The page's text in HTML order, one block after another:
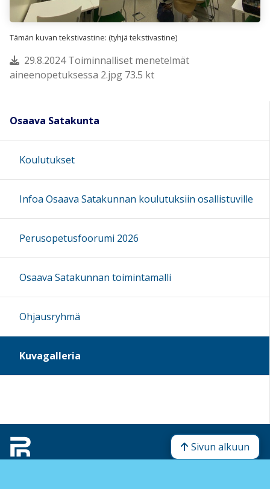
Tämän kuvan tekstivastine: (tyhjä tekstivastine)
29.8.2024 Toiminnalliset menetelmät
aineenopetuksessa 2.jpg 73.5 kt
Osaava Satakunta
Koulutukset
Infoa Osaava Satakunnan koulutuksiin osallistuville
Perusopetusfoorumi 2026
Osaava Satakunnan toimintamalli
Ohjausryhmä
Kuvagalleria
Sivun alkuun